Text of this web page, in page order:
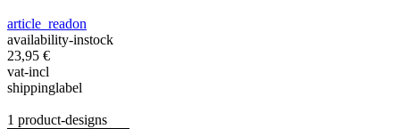
article_readon
availability-instock
23,95 €
vat-incl
shippinglabel
1 product-designs